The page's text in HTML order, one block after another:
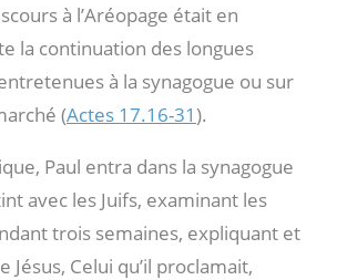
à l’Aréopage était en
la continuation des longues
à la synagogue ou sur
(Actes 17.16-31).
Paul entra dans la synagogue
avec les Juifs, examinant les
trois semaines, expliquant et
Jésus, Celui qu’il proclamait,